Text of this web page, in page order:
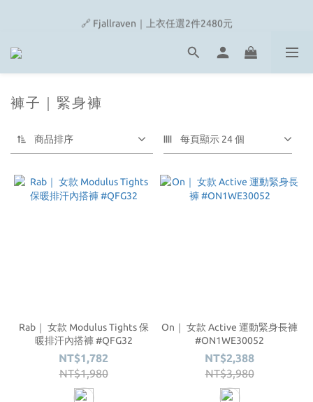
🎉On/HOKA 新品陸續上架
褲子｜緊身褲
商品排序 每頁顯示 24 個
Rab｜ 女款 Modulus Tights 保
暖排汗內搭褲 #QFG32
NT$1,782
NT$1,980
On｜ 女款 Active 運動緊身長褲
#ON1WE30052
NT$2,388
NT$3,980